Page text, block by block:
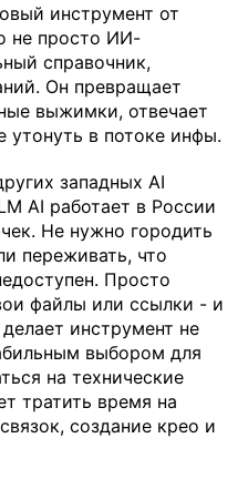
инструмент от
не просто ИИ-
справочник,
Он превращает
выжимки, отвечает
утонуть в потоке инфы.
западных AI
AI работает в России
Не нужно городить
переживать, что
Просто
файлы или ссылки - и
инструмент не
выбором для
на технические
тратить время на
создание крео и